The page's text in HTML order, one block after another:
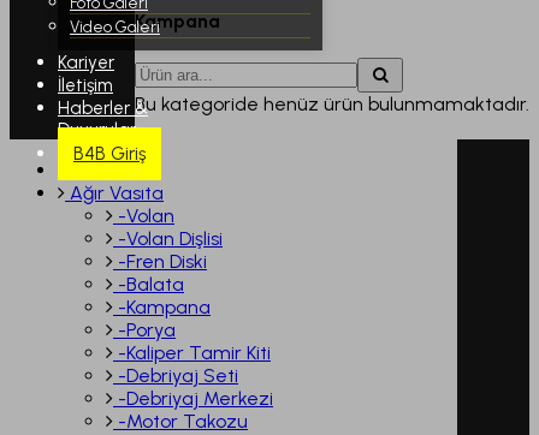
Video Galeri
Kariyer
İletişim
Haberler &
Duyurular
B4B Giriş
Kampana
Bu kategoride henüz ürün bulunmamaktadır.
Ağır Vasıta
-Volan
-Volan Dişlisi
-Fren Diski
-Balata
-Kampana
-Porya
-Kaliper Tamir Kiti
-Debriyaj Seti
-Debriyaj Merkezi
-Motor Takozu